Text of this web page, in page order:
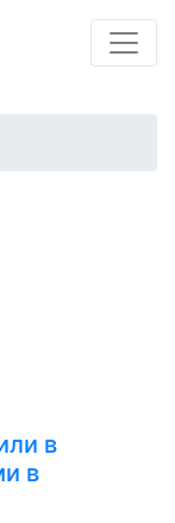
в
в